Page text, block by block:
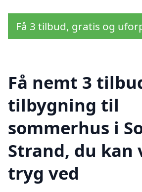
Få 3 tilbud, gratis og
Få nemt 3
tilbygning til
sommerhus i
Strand, du kan
tryg ved